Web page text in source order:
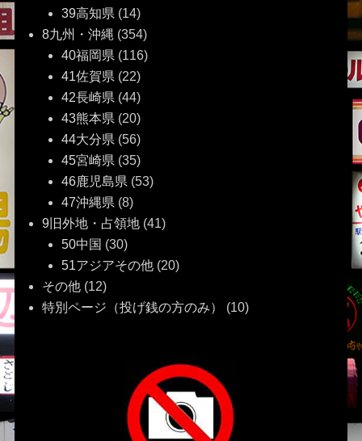
39高知県 (14)
8九州・沖縄 (354)
40福岡県 (116)
41佐賀県 (22)
42長崎県 (44)
43熊本県 (20)
44大分県 (56)
45宮崎県 (35)
46鹿児島県 (53)
47沖縄県 (8)
9旧外地・占領地(41)
50中国 (30)
51アジアその他(20)
その他(12)
特別ページ（投げ銭の方のみ）
(10)